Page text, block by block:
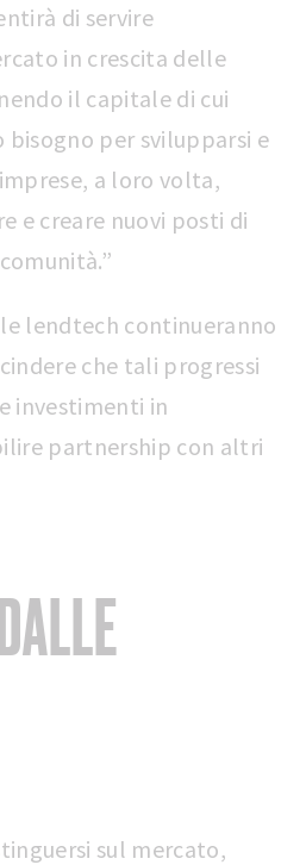
di servire
in crescita delle
il capitale di cui
bisogno per svilupparsi e
a loro volta,
e creare nuovi posti di
le lendtech continueranno
che tali progressi
investimenti in
partnership con altri
sul mercato,